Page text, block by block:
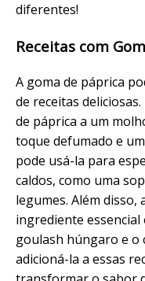
diferentes!
Receitas com
A goma de páprica
de receitas
de páprica a um
toque defumado e
pode usá-la para
caldos, como uma
legumes. Além disso,
ingrediente
goulash húngaro e o
adicioná-la a essas